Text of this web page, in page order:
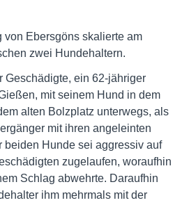
von Ebersgöns skalierte am
zwei Hundehaltern.
Geschädigte, ein 62-jähriger
mit seinem Hund in dem
alten Bolzplatz unterwegs, als
mit ihren angeleinten
beiden Hunde sei aggressiv auf
zugelaufen, woraufhin
Schlag abwehrte. Daraufhin
ihm mehrmals mit der